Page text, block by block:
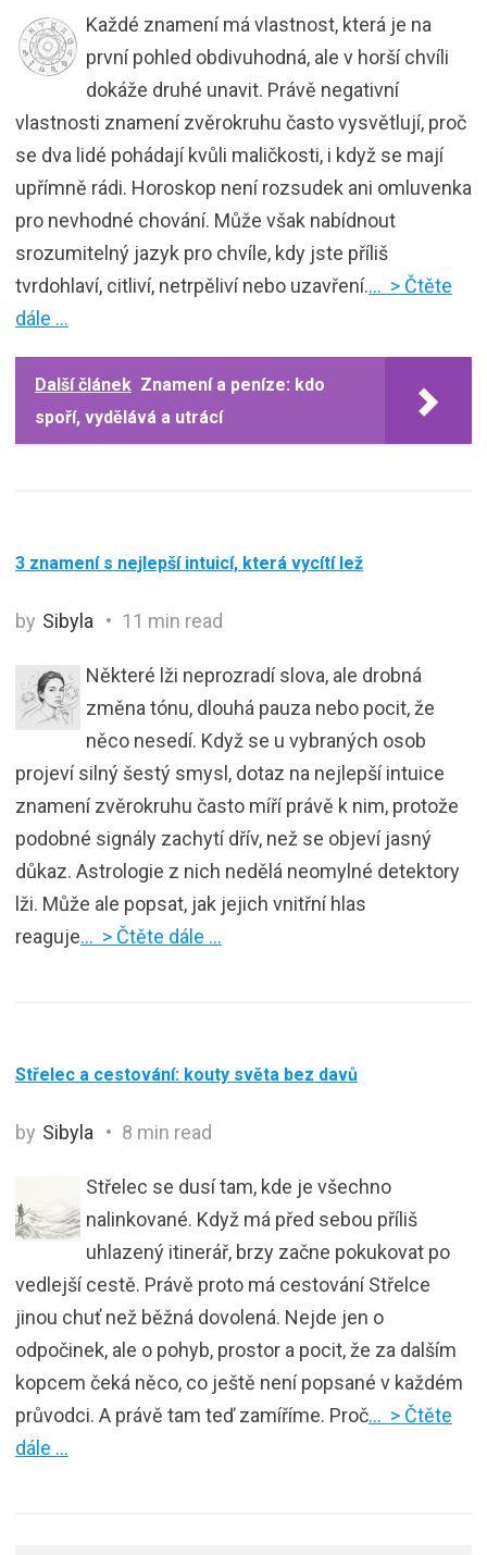
Každé znamení má vlastnost, která je na
první pohled obdivuhodná, ale v horší chvíli
dokáže druhé unavit. Právě negativní
vlastnosti znamení zvěrokruhu často vysvětlují, proč
se dva lidé pohádají kvůli maličkosti, i když se mají
upřímně rádi. Horoskop není rozsudek ani omluvenka
pro nevhodné chování. Může však nabídnout
srozumitelný jazyk pro chvíle, kdy jste příliš
tvrdohlaví, citliví, netrpěliví nebo uzavření.… > Čtěte
dále …
Další článek Znamení a peníze: kdo
spoří, vydělává a utrácí
3 znamení s nejlepší intuicí, která vycítí lež
by Sibyla 11 min read
Některé lži neprozradí slova, ale drobná
změna tónu, dlouhá pauza nebo pocit, že
něco nesedí. Když se u vybraných osob
projeví silný šestý smysl, dotaz na nejlepší intuice
znamení zvěrokruhu často míří právě k nim, protože
podobné signály zachytí dřív, než se objeví jasný
důkaz. Astrologie z nich nedělá neomylné detektory
lži. Může ale popsat, jak jejich vnitřní hlas
reaguje… > Čtěte dále …
Střelec a cestování: kouty světa bez davů
by Sibyla 8 min read
Střelec se dusí tam, kde je všechno
nalinkované. Když má před sebou příliš
uhlazený itinerář, brzy začne pokukovat po
vedlejší cestě. Právě proto má cestování Střelce
jinou chuť než běžná dovolená. Nejde jen o
odpočinek, ale o pohyb, prostor a pocit, že za dalším
kopcem čeká něco, co ještě není popsané v každém
průvodci. A právě tam teď zamíříme. Proč… > Čtěte
dále …